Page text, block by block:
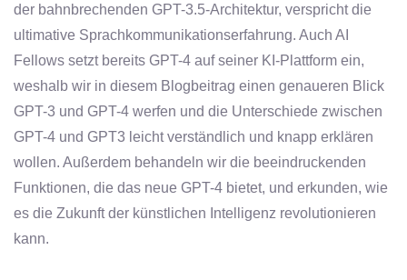
der bahnbrechenden GPT-3.5-Architektur, verspricht die
ultimative Sprachkommunikationserfahrung. Auch AI
Fellows setzt bereits GPT-4 auf seiner KI-Plattform ein,
weshalb wir in diesem Blogbeitrag einen genaueren Blick
GPT-3 und GPT-4 werfen und die Unterschiede zwischen
GPT-4 und GPT3 leicht verständlich und knapp erklären
wollen. Außerdem behandeln wir die beeindruckenden
Funktionen, die das neue GPT-4 bietet, und erkunden, wie
es die Zukunft der künstlichen Intelligenz revolutionieren
kann.